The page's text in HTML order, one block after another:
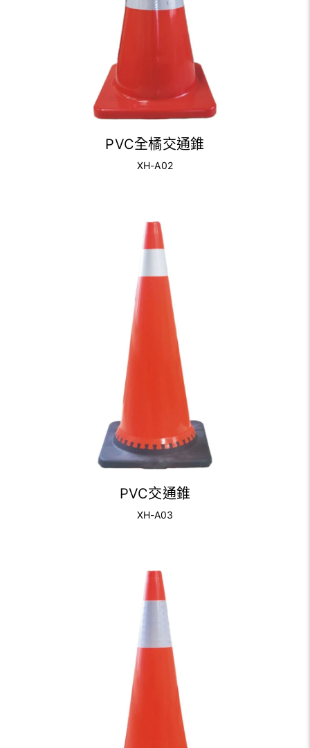
PVC全橘交通錐
XH-A02
PVC交通錐
XH-A03